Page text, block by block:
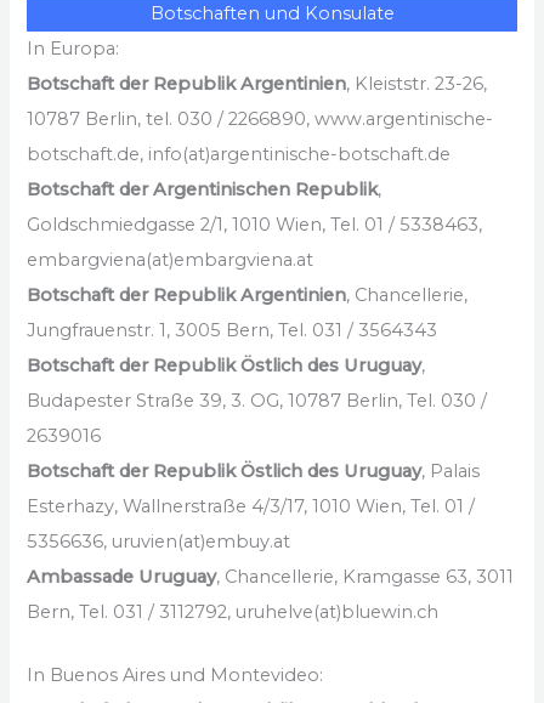
Botschaften und Konsulate
In Europa:
Botschaft der Republik Argentinien, Kleiststr. 23-26,
10787 Berlin, tel. 030 / 2266890, www.argentinische-
botschaft.de, info(at)argentinische-botschaft.de
Botschaft der Argentinischen Republik,
Goldschmiedgasse 2/1, 1010 Wien, Tel. 01 / 5338463,
embargviena(at)embargviena.at
Botschaft der Republik Argentinien, Chancellerie,
Jungfrauenstr. 1, 3005 Bern, Tel. 031 / 3564343
Botschaft der Republik Östlich des Uruguay,
Budapester Straße 39, 3. OG, 10787 Berlin, Tel. 030 /
2639016
Botschaft der Republik Östlich des Uruguay, Palais
Esterhazy, Wallnerstraße 4/3/17, 1010 Wien, Tel. 01 /
5356636, uruvien(at)embuy.at
Ambassade Uruguay, Chancellerie, Kramgasse 63, 3011
Bern, Tel. 031 / 3112792, uruhelve(at)bluewin.ch
In Buenos Aires und Montevideo: